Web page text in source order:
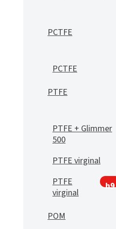
PCTFE
PCTFE
PTFE
PTFE + Glimmer
500
PTFE virginal
PTFE
virginal
h9
POM